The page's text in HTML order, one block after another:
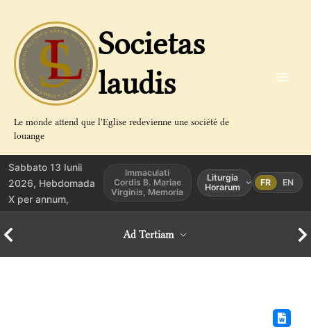
contenu
Societas
laudis
Le monde attend que l'Eglise redevienne une société de
louange
Sabbato 13 Iunii
2026, Hebdomada
X per annum,
Immaculati
Cordis B. Mariae
Virginis, Memoria
Liturgia
Horarum
FR EN
Ad Tertiam